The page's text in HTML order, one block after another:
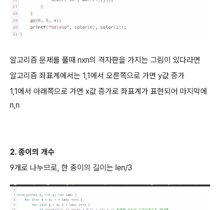
알고리즘 문제를 풀때 nxn의 격자판을 가지는 그림이 있다라면
알고리즘 좌표계에서는 1,1에서 오른쪽으로 가면 y값 증가
1,1에서 아래쪽으로 가면 x값 증가로 좌표계가 표현되어 마지막에
n,n
2. 종이의 개수
9개로 나누므로, 한 종이의 길이는 len/3